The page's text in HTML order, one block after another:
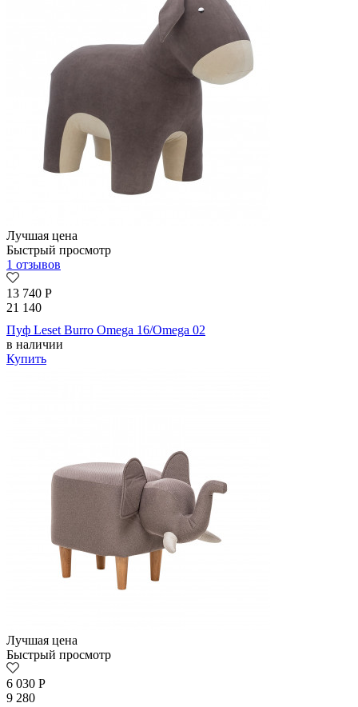
Лучшая цена
Быстрый просмотр
1 отзывов
13 740 Р
21 140
Пуф Leset Burro Omega 16/Omega 02
в наличии
Купить
Лучшая цена
Быстрый просмотр
6 030 Р
9 280